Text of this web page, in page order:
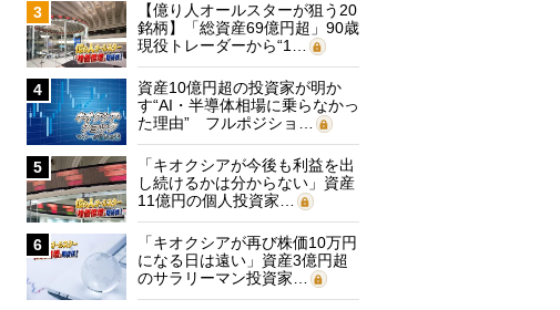
3
【億り人オールスターが狙う20
銘柄】「総資産69億円超」90歳
現役トレーダーから“1…
4
資産10億円超の投資家が明か
す“AI・半導体相場に乗らなかっ
た理由” フルポジショ…
5
「キオクシアが今後も利益を出
し続けるかは分からない」資産
11億円の個人投資家…
6
「キオクシアが再び株価10万円
になる日は遠い」資産3億円超
のサラリーマン投資家…